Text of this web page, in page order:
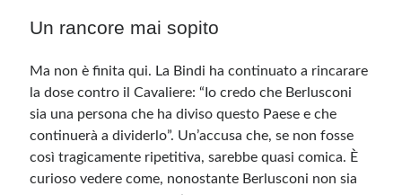
Un rancore mai sopito
Ma non è finita qui. La Bindi ha continuato a rincarare
la dose contro il Cavaliere: “Io credo che Berlusconi
sia una persona che ha diviso questo Paese e che
continuerà a dividerlo”. Un’accusa che, se non fosse
così tragicamente ripetitiva, sarebbe quasi comica. È
curioso vedere come, nonostante Berlusconi non sia